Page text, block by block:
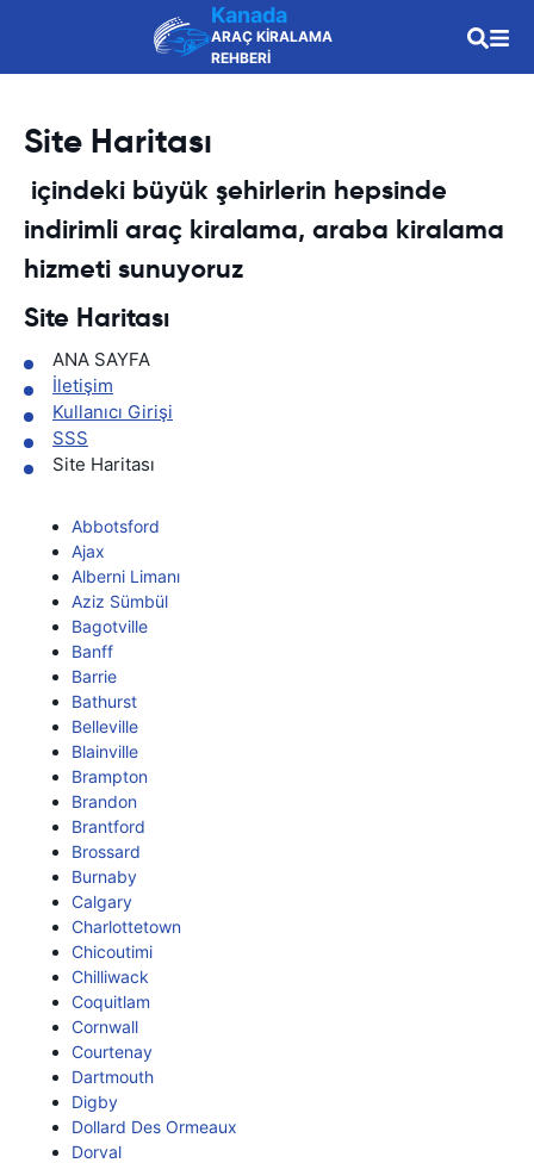
Kanada
ARAÇ KİRALAMA
REHBERİ
Site Haritası
içindeki büyük şehirlerin hepsinde
indirimli araç kiralama, araba kiralama
hizmeti sunuyoruz
Site Haritası
ANA SAYFA
İletişim
Kullanıcı Girişi
SSS
Site Haritası
Abbotsford
Ajax
Alberni Limanı
Aziz Sümbül
Bagotville
Banff
Barrie
Bathurst
Belleville
Blainville
Brampton
Brandon
Brantford
Brossard
Burnaby
Calgary
Charlottetown
Chicoutimi
Chilliwack
Coquitlam
Cornwall
Courtenay
Dartmouth
Digby
Dollard Des Ormeaux
Dorval